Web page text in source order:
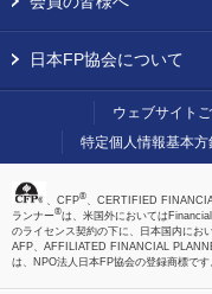
日本FP協会について
ウェブサイト
特定個人情報基本方
、CFP®、CERTIFIED
ランナー®は、米国外においては
のライセンス契約の下に、日本国内にお
AFP、AFFILIATED FINANCIAL
は、NPO法人日本FP協会の登録商標です